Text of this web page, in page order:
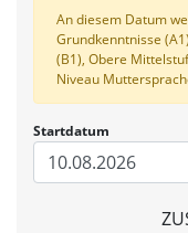
An diesem Datum
Grundkenntnisse
(B1), Obere
Niveau
Startdatum
10.08.2026